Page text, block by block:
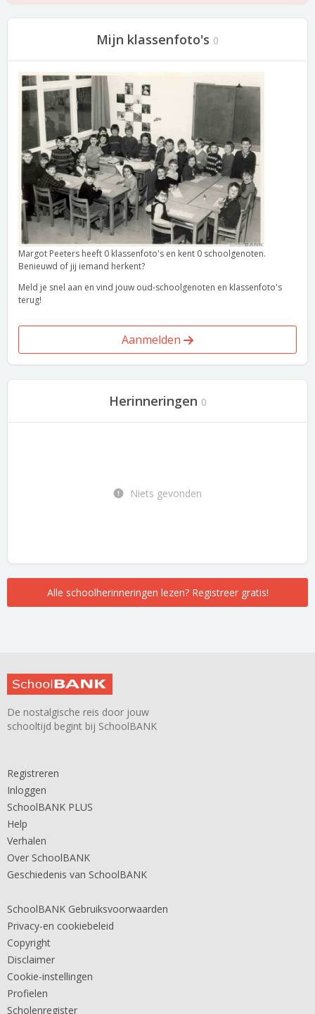
Mijn klassenfoto's 0
Margot Peeters heeft 0 klassenfoto's en kent 0 schoolgenoten.
Benieuwd of jij iemand herkent?
Meld je snel aan en vind jouw oud-schoolgenoten en klassenfoto's
terug!
Aanmelden
Herinneringen 0
Niets gevonden
Alle schoolherinneringen lezen? Registreer gratis!
De nostalgische reis door jouw
schooltijd begint bij SchoolBANK
Registreren
Inloggen
SchoolBANK PLUS
Help
Verhalen
Over SchoolBANK
Geschiedenis van SchoolBANK
SchoolBANK Gebruiksvoorwaarden
Privacy-en cookiebeleid
Copyright
Disclaimer
Cookie-instellingen
Profielen
Scholenregister